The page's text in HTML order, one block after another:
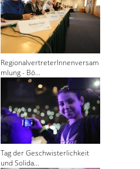
RegionalvertreterInnenversam
mlung - Bö...
Tag der Geschwisterlichkeit
und Solida...